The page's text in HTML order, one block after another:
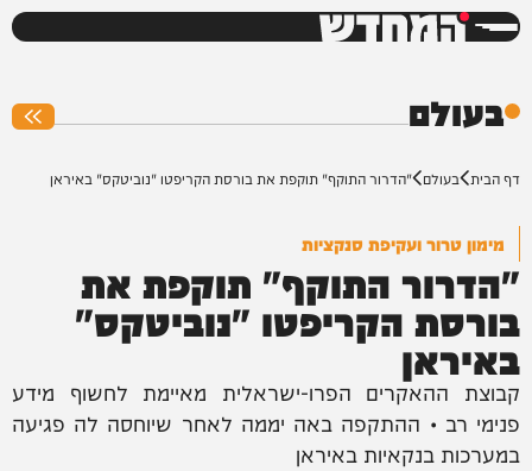
המחדש
בעולם
דף הבית בעולם "הדרור התוקף" תוקפת את בורסת הקריפטו "נוביטקס" באיראן
מימון טרור ועקיפת סנקציות
"הדרור התוקף" תוקפת את
בורסת הקריפטו "נוביטקס"
באיראן
קבוצת ההאקרים הפרו-ישראלית מאיימת לחשוף מידע
פנימי רב • ההתקפה באה יממה לאחר שיוחסה לה פגיעה
במערכות בנקאיות באיראן